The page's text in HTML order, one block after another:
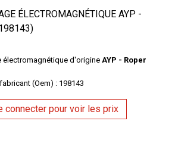
ÉLECTROMAGNÉTIQUE AYP -
électromagnétique d'origine AYP - Roper
(Oem) : 198143
connecter pour voir les prix